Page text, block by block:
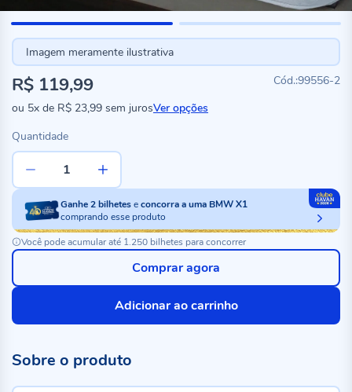
Imagem meramente ilustrativa
99556-2
R$ 119,99
ou 5x de R$ 23,99 sem jurosVer opções
Quantidade
Ganhe2bilheteseconcorra a uma BMW X1
comprando esse produto
Você pode acumular até 1.250 bilhetes para concorrer
Adicionar ao carrinho
Comprar agora
Sobre o produto